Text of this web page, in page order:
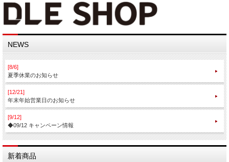
NEWS
[8/6]
夏季休業のお知らせ
[12/21]
年末年始営業日のお知らせ
[9/12]
◆09/12 キャンペーン情報
新着商品